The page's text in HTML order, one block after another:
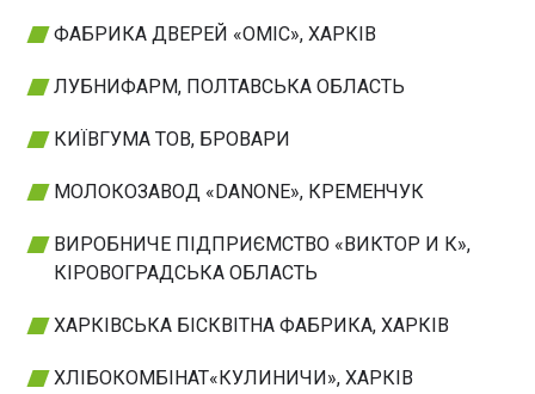
ФАБРИКА ДВЕРЕЙ «ОМІС», ХАРКІВ
ЛУБНИФАРМ, ПОЛТАВСЬКА ОБЛАСТЬ
КИЇВГУМА ТОВ, БРОВАРИ
МОЛОКОЗАВОД «DANONE», КРЕМЕНЧУК
ВИРОБНИЧЕ ПІДПРИЄМСТВО «ВИКТОР И К»,
КІРОВОГРАДСЬКА ОБЛАСТЬ
ХАРКІВСЬКА БІСКВІТНА ФАБРИКА, ХАРКІВ
ХЛІБОКОМБІНАТ«КУЛИНИЧИ», ХАРКІВ